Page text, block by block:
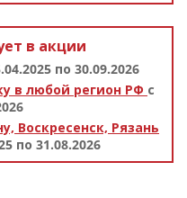
в акции
по 30.09.2026
в любой регион РФ с
Воскресенск, Рязань
по 31.08.2026